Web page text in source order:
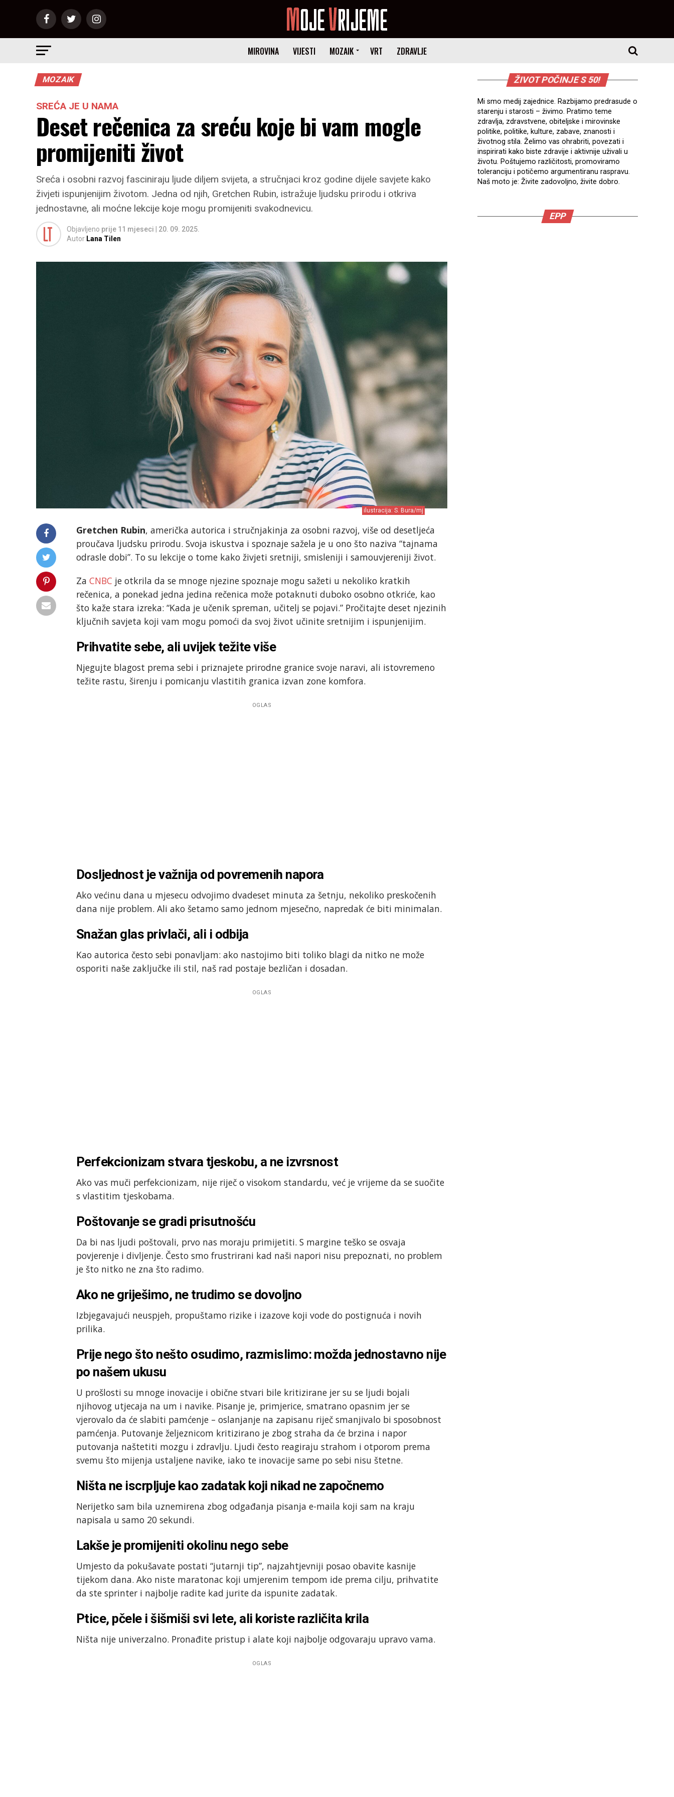
MIROVINA VIJESTI MOZAIK VRT ZDRAVLJE
MOZAIK
SREĆA JE U NAMA
Deset rečenica za sreću koje bi vam mogle
promijeniti život
Sreća i osobni razvoj fasciniraju ljude diljem svijeta, a stručnjaci kroz godine dijele savjete kako
živjeti ispunjenijim životom. Jedna od njih, Gretchen Rubin, istražuje ljudsku prirodu i otkriva
jednostavne, ali moćne lekcije koje mogu promijeniti svakodnevicu.
Objavljeno prije 11 mjeseci
20. 09. 2025.
Autor Lana Tilen
ilustracija: S. Bura/mj
Gretchen Rubin, američka autorica i stručnjakinja za osobni razvoj, više od desetljeća
proučava ljudsku prirodu. Svoja iskustva i spoznaje sažela je u ono što naziva “tajnama
odrasle dobi”. To su lekcije o tome kako živjeti sretniji, smisleniji i samouvjereniji život.
Za CNBC je otkrila da se mnoge njezine spoznaje mogu sažeti u nekoliko kratkih
rečenica, a ponekad jedna jedina rečenica može potaknuti duboko osobno otkriće, kao
što kaže stara izreka: “Kada je učenik spreman, učitelj se pojavi.” Pročitajte deset njezinih
ključnih savjeta koji vam mogu pomoći da svoj život učinite sretnijim i ispunjenijim.
Prihvatite sebe, ali uvijek težite više
Njegujte blagost prema sebi i priznajete prirodne granice svoje naravi, ali istovremeno
težite rastu, širenju i pomicanju vlastitih granica izvan zone komfora.
OGLAS
Dosljednost je važnija od povremenih napora
Ako većinu dana u mjesecu odvojimo dvadeset minuta za šetnju, nekoliko preskočenih
dana nije problem. Ali ako šetamo samo jednom mjesečno, napredak će biti minimalan.
Snažan glas privlači, ali i odbija
Kao autorica često sebi ponavljam: ako nastojimo biti toliko blagi da nitko ne može
osporiti naše zaključke ili stil, naš rad postaje bezličan i dosadan.
OGLAS
Perfekcionizam stvara tjeskobu, a ne izvrsnost
Ako vas muči perfekcionizam, nije riječ o visokom standardu, već je vrijeme da se suočite
s vlastitim tjeskobama.
Poštovanje se gradi prisutnošću
Da bi nas ljudi poštovali, prvo nas moraju primijetiti. S margine teško se osvaja
povjerenje i divljenje. Često smo frustrirani kad naši napori nisu prepoznati, no problem
je što nitko ne zna što radimo.
Ako ne griješimo, ne trudimo se dovoljno
Izbjegavajući neuspjeh, propuštamo rizike i izazove koji vode do postignuća i novih
prilika.
Prije nego što nešto osudimo, razmislimo: možda jednostavno nije
po našem ukusu
U prošlosti su mnoge inovacije i obične stvari bile kritizirane jer su se ljudi bojali
njihovog utjecaja na um i navike. Pisanje je, primjerice, smatrano opasnim jer se
vjerovalo da će slabiti pamćenje – oslanjanje na zapisanu riječ smanjivalo bi sposobnost
pamćenja. Putovanje željeznicom kritizirano je zbog straha da će brzina i napor
putovanja naštetiti mozgu i zdravlju. Ljudi često reagiraju strahom i otporom prema
svemu što mijenja ustaljene navike, iako te inovacije same po sebi nisu štetne.
Ništa ne iscrpljuje kao zadatak koji nikad ne započnemo
Nerijetko sam bila uznemirena zbog odgađanja pisanja e-maila koji sam na kraju
napisala u samo 20 sekundi.
Lakše je promijeniti okolinu nego sebe
Umjesto da pokušavate postati “jutarnji tip”, najzahtjevniji posao obavite kasnije
tijekom dana. Ako niste maratonac koji umjerenim tempom ide prema cilju, prihvatite
da ste sprinter i najbolje radite kad jurite da ispunite zadatak.
Ptice, pčele i šišmiši svi lete, ali koriste različita krila
Ništa nije univerzalno. Pronađite pristup i alate koji najbolje odgovaraju upravo vama.
OGLAS
ŽIVOT POČINJE S 50!
Mi smo medij zajednice. Razbijamo predrasude o
starenju i starosti – živimo. Pratimo teme
zdravlja, zdravstvene, obiteljske i mirovinske
politike, politike, kulture, zabave, znanosti i
životnog stila. Želimo vas ohrabriti, povezati i
inspirirati kako biste zdravije i aktivnije uživali u
životu. Poštujemo različitosti, promoviramo
toleranciju i potičemo argumentiranu raspravu.
Naš moto je: Živite zadovoljno, živite dobro.
EPP